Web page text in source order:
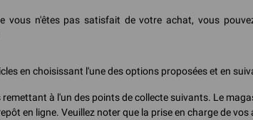
vous n'êtes pas satisfait de votre achat, vous
en choisissant l'une des options proposées et en
remettant à l'un des points de collecte suivants. Le
en ligne. Veuillez noter que la prise en charge de